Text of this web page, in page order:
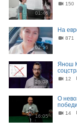
01:46
150
02:56
На
871
25:08
Янош
12
16:05
О
14